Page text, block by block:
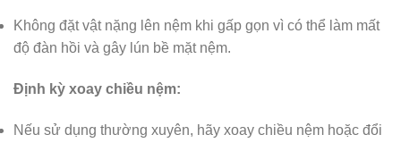
Không đặt vật nặng lên nệm khi gấp gọn vì có thể làm mất
độ đàn hồi và gây lún bề mặt nệm.
Định kỳ xoay chiều nệm:
Nếu sử dụng thường xuyên, hãy xoay chiều nệm hoặc đổi